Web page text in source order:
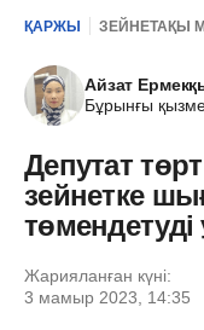
ҚАРЖЫ ЗЕЙНЕТАҚЫ
Айзат
Бұрынғы
Депутат
зейнетке
Жарияланған күні:
3 мамыр 2023, 14:35